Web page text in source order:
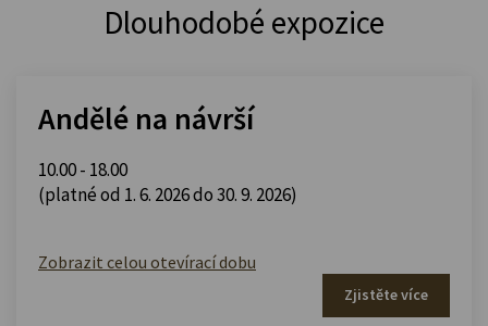
Dlouhodobé expozice
Andělé na návrší
10.00 - 18.00
(platné od 1. 6. 2026 do 30. 9. 2026)
Zobrazit celou otevírací dobu
Zjistěte více